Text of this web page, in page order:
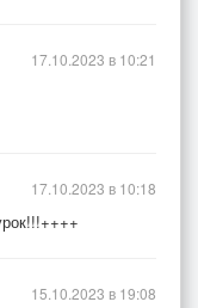
17.10.2023 в 10:21
17.10.2023 в 10:18
15.10.2023 в 19:08